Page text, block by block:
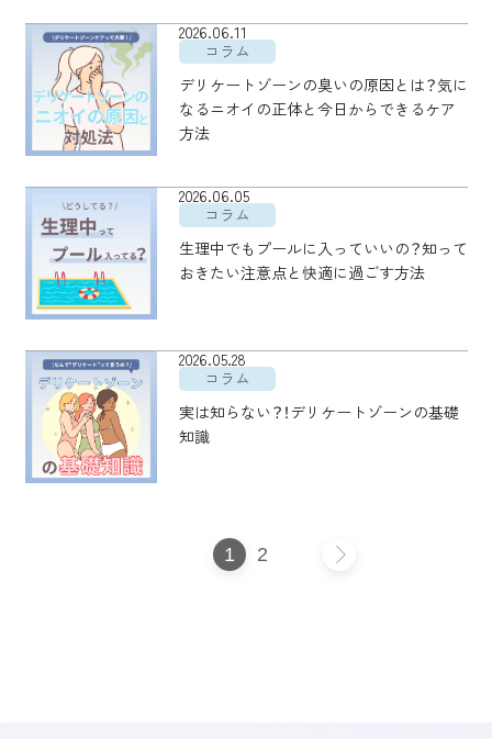
2026.06.11
コラム
デリケートゾーンの臭いの原因とは？気に
なるニオイの正体と今日からできるケア
方法
2026.06.05
コラム
生理中でもプールに入っていいの？知って
おきたい注意点と快適に過ごす方法
2026.05.28
コラム
実は知らない？！デリケートゾーンの基礎
知識
1 2